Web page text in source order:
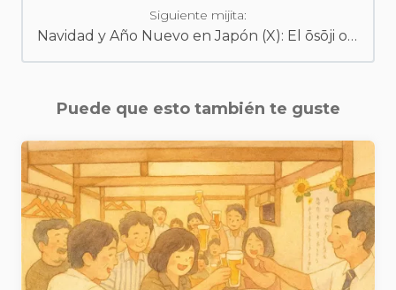
Siguiente mijita:
Navidad y Año Nuevo en Japón (X): El ōsōji o susu-harai
Puede que esto también te guste